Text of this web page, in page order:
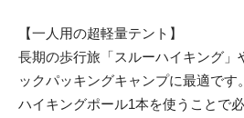
【一人用の超軽量テント】
長期の歩行旅「スルーハイキング」
ックパッキングキャンプに最適です。
ハイキングポール1本を使うことで